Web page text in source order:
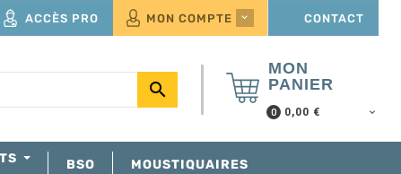
ACCÈS PRO MON COMPTE  CONTACT

MON
PANIER
0 0,00 €
BSO MOUSTIQUAIRES